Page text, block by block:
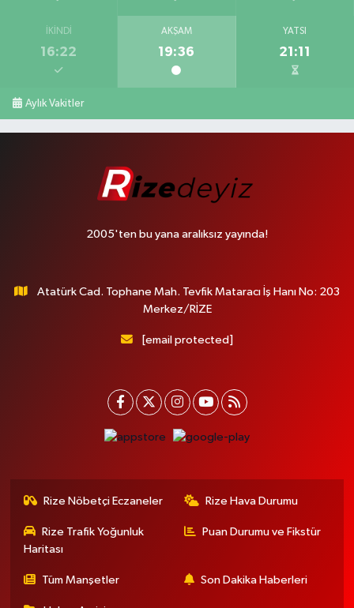
İKINDI
16:22
AKŞAM
19:36
YATSI
21:11
Aylık Vakitler
2005'ten bu yana aralıksız yayında!
Atatürk Cad. Tophane Mah. Tevfik Mataracı İş Hanı No: 203
Merkez/RİZE
[email protected]
Rize Nöbetçi Eczaneler Rize Hava Durumu
Rize Trafik Yoğunluk
Haritası
Puan Durumu ve Fikstür
Tüm Manşetler Son Dakika Haberleri